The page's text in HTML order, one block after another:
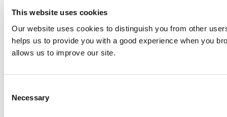
This website uses cookies
Our website uses cookies to distinguish you from other
helps us to provide you with a good experience when you
allows us to improve our site.
Selection
Necessary
fra legen min for å besøke
deres klinikker?